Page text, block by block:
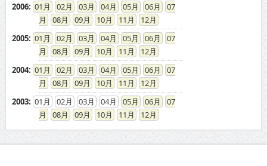
2006: 01 02 03 04 05 06
07
08
09 10 11
12
2005: 01 02 03 04 05 06
07
08
09 10 11
12
2004: 01 02 03 04 05 06
07
08
09 10 11
12
2003: 01 02 03 04 05 06
07
08
09 10 11 12